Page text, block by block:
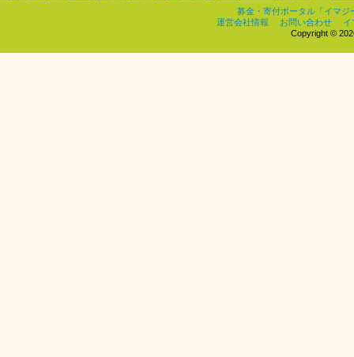
募金・寄付ポータル「イマジ
運営会社情報
お問い合わせ
イ
Copyright ©